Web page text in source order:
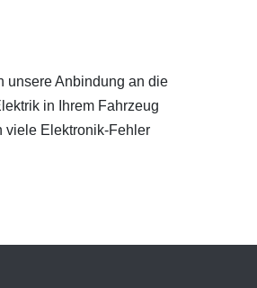
unsere Anbindung an die
in Ihrem Fahrzeug
viele Elektronik-Fehler